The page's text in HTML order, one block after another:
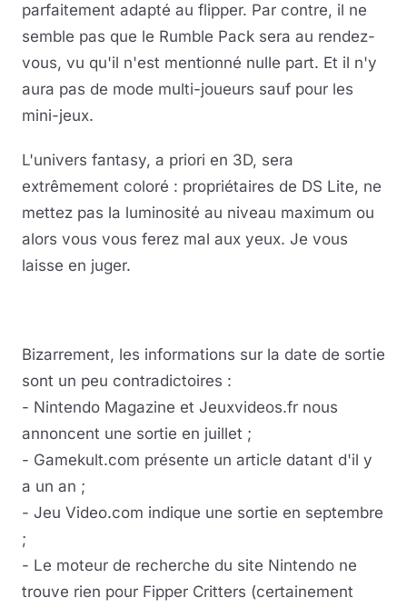
parfaitement adapté au flipper. Par contre, il ne
semble pas que le Rumble Pack sera au rendez-
vous, vu qu'il n'est mentionné nulle part. Et il n'y
aura pas de mode multi-joueurs sauf pour les
mini-jeux.
L'univers fantasy, a priori en 3D, sera
extrêmement coloré : propriétaires de DS Lite, ne
mettez pas la luminosité au niveau maximum ou
alors vous vous ferez mal aux yeux. Je vous
laisse en juger.
Bizarrement, les informations sur la date de sortie
sont un peu contradictoires :
- Nintendo Magazine et Jeuxvideos.fr nous
annoncent une sortie en juillet ;
- Gamekult.com présente un article datant d'il y
a un an ;
- Jeu Video.com indique une sortie en septembre
;
- Le moteur de recherche du site Nintendo ne
trouve rien pour Fipper Critters (certainement